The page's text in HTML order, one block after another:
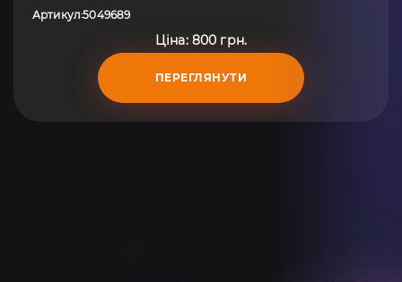
ущільнювачі скла вітрового правого/лівого; Скло
(2002-до тепер) 5049689
Артикул:5049689
Ціна: 800 грн.
ПЕРЕГЛЯНУТИ